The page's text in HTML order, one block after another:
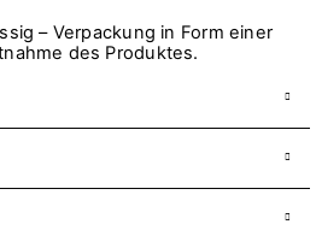
– Verpackung in Form einer
des Produktes.